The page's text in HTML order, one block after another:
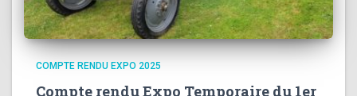
COMPTE RENDU EXPO 2025
Compte rendu Expo Temporaire du 1er